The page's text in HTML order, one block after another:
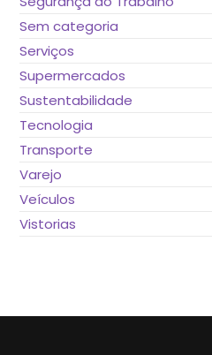
Sem categoria
Serviços
Supermercados
Sustentabilidade
Tecnologia
Transporte
Varejo
Veículos
Vistorias